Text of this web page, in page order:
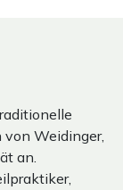
von Weidinger,
an.